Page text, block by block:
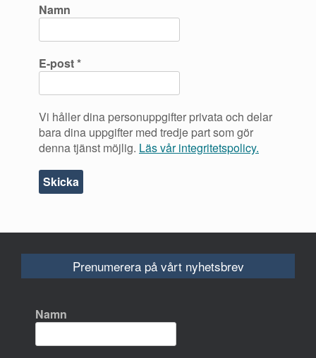
Namn
E-post*
Vi håller dina personuppgifter privata och delar
bara dina uppgifter med tredje part som gör
denna tjänst möjlig. Läs vår integritetspolicy.
Prenumerera på vårt nyhetsbrev
Namn